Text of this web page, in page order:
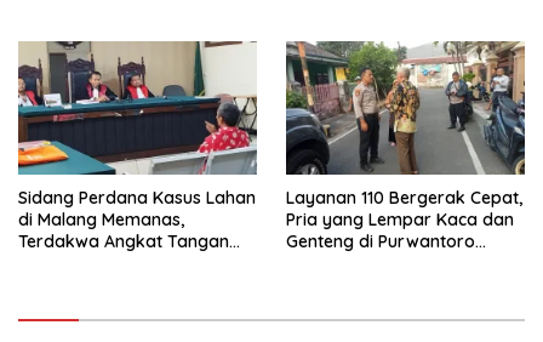
Sidang Perdana Kasus Lahan
di Malang Memanas,
Terdakwa Angkat Tangan
Layanan 110 Bergerak Cepat,
Pria yang Lempar Kaca dan
Genteng di Purwantoro